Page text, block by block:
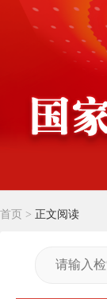
首页 > 正文阅读